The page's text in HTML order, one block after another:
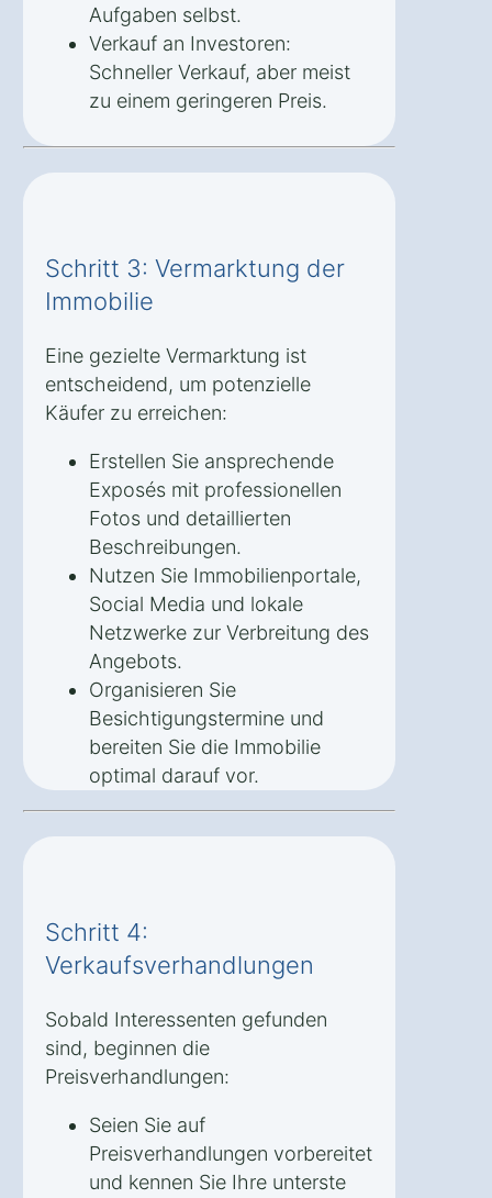
Aufgaben selbst.
Verkauf an Investoren:
Schneller Verkauf, aber meist
zu einem geringeren Preis.
Schritt 3: Vermarktung der
Immobilie
Eine gezielte Vermarktung ist
entscheidend, um potenzielle
Käufer zu erreichen:
Erstellen Sie ansprechende
Exposés mit professionellen
Fotos und detaillierten
Beschreibungen.
Nutzen Sie Immobilienportale,
Social Media und lokale
Netzwerke zur Verbreitung des
Angebots.
Organisieren Sie
Besichtigungstermine und
bereiten Sie die Immobilie
optimal darauf vor.
Schritt 4:
Verkaufsverhandlungen
Sobald Interessenten gefunden
sind, beginnen die
Preisverhandlungen:
Seien Sie auf
Preisverhandlungen vorbereitet
und kennen Sie Ihre unterste